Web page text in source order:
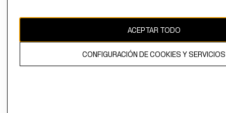
propiedad de H&M Hennes & Mauritz AB.
ACEPTAR TODO
CONFIGURACIÓN DE COOKIES Y SERVICIOS